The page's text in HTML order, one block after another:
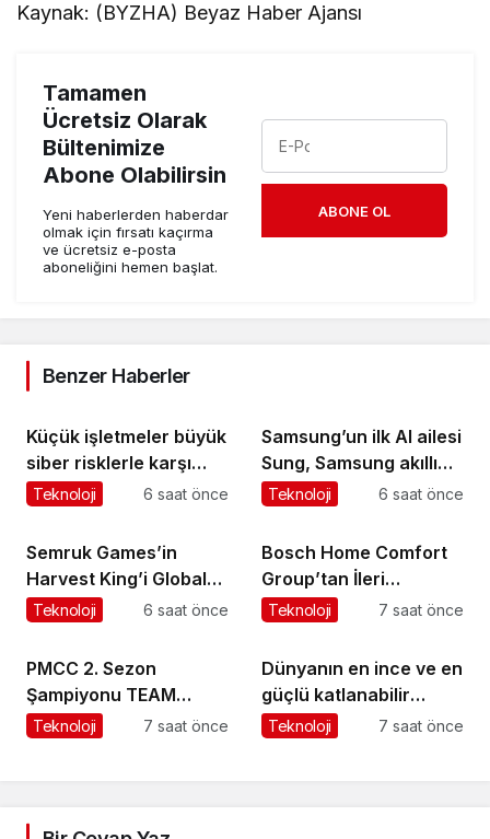
Kaynak: (BYZHA) Beyaz Haber Ajansı
Tamamen
Ücretsiz Olarak
Bültenimize
Abone Olabilirsin
Yeni haberlerden haberdar
olmak için fırsatı kaçırma
ve ücretsiz e-posta
aboneliğini hemen başlat.
ABONE OL
Benzer Haberler
Küçük işletmeler büyük
siber risklerle karşı
karşıya
Teknoloji 6 saat önce
Samsung’un ilk AI ailesi
Sung, Samsung akıllı
yaşam deneyimini
Teknoloji 6 saat önce
Semruk Games’in
Harvest King’i Global
Pazarda Oyuncularla
Teknoloji 6 saat önce
Bosch Home Comfort
Group’tan İleri
Teknoloji Hava
Teknoloji 7 saat önce
PMCC 2. Sezon
Şampiyonu TEAM
GOAT Oldu
Teknoloji 7 saat önce
Dünyanın en ince ve en
güçlü katlanabilir
amiral gemisi HONOR
Teknoloji 7 saat önce